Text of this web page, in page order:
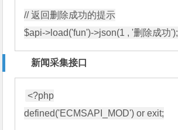
// 返回删除成功的提示
$api->load('fun')->json(1 , '删除成功');
新闻采集接口
<?php
defined('ECMSAPI_MOD') or exit;